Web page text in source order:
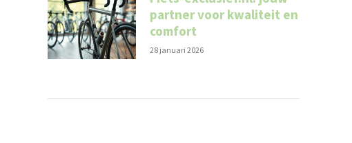
partner voor kwaliteit en
comfort
28 januari 2026